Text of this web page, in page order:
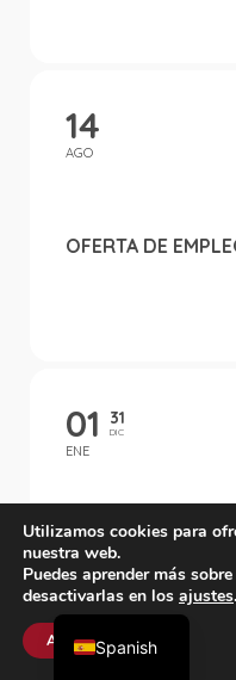
14
AGO
OFERTA DE
01
ENE
31
DIC
LISTA DEFINITIVA
JURADOS QUE
EL PRÓXIMO
Utilizamos cookies para
nuestra web.
Puedes aprender más
desactivarlas en los ajustes.
AceptarSpanish
English